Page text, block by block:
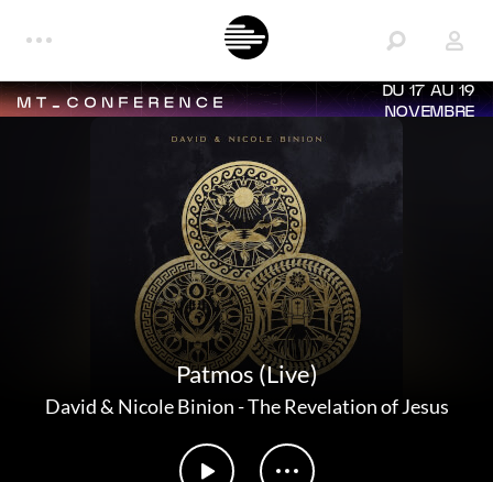
DU 17 AU 19
NOVEMBRE
Patmos (Live)
David & Nicole Binion-The Revelation of Jesus